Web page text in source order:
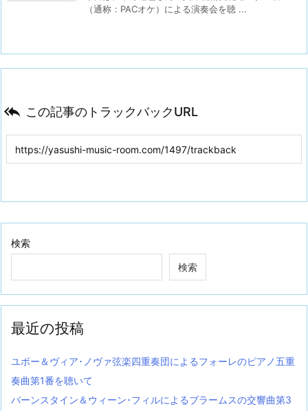
（通称：PACオケ）による演奏会を聴 ...
 この記事のトラックバックURL
検索
検索
最近の投稿
ユボー＆ヴィア･ノヴァ弦楽四重奏団によるフォーレのピアノ五重
奏曲第1番を聴いて
バーンスタイン＆ウィーン･フィルによるブラームスの交響曲第3